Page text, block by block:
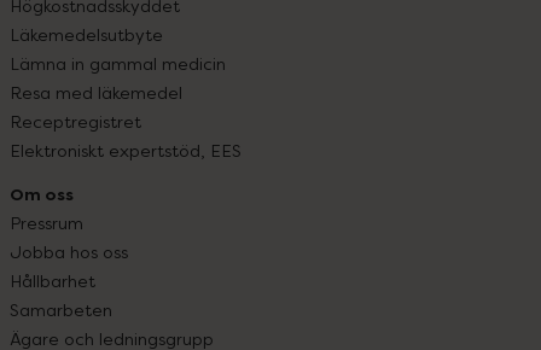
Högkostnadsskyddet
Läkemedelsutbyte
Lämna in gammal medicin
Resa med läkemedel
Receptregistret
Elektroniskt expertstöd, EES
Om oss
Pressrum
Jobba hos oss
Hållbarhet
Samarbeten
Ägare och ledningsgrupp